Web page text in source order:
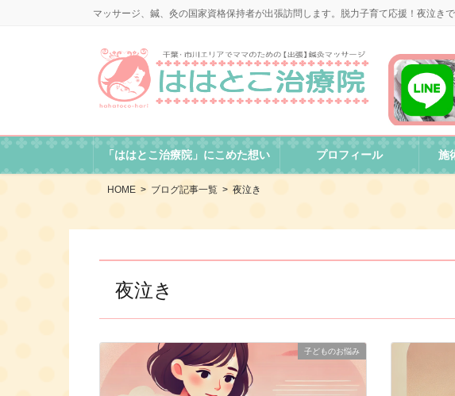
動
に
マッサージ、鍼、灸の国家資格保持者が出張訪問します。脱力子育て応援！夜泣き
「ははとこ治療院」にこめた想い プロフィール 施
HOME ブログ記事一覧 夜泣き
夜泣き
子どものお悩み